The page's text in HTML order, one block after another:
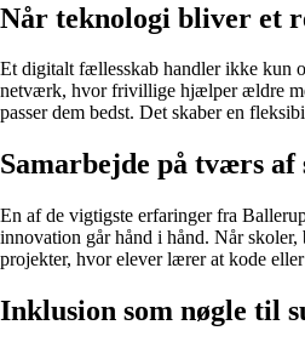
Når teknologi bliver et
Et digitalt fællesskab handler ikke kun
netværk, hvor frivillige hjælper ældre
passer dem bedst. Det skaber en
Samarbejde på tværs af
En af de vigtigste erfaringer fra
innovation går hånd i hånd. Når
projekter, hvor elever lærer at kode
Inklusion som nøgle til